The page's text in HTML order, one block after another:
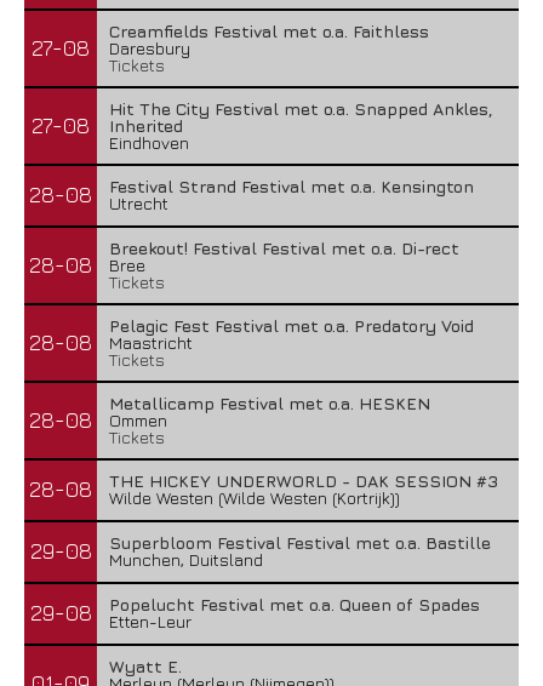
27-08
Creamfields Festival met o.a. Faithless
Daresbury
Tickets
27-08
Hit The City Festival met o.a. Snapped Ankles,
Inherited
Eindhoven
28-08
Festival Strand Festival met o.a. Kensington
Utrecht
28-08
Breekout! Festival Festival met o.a. Di-rect
Bree
Tickets
28-08
Pelagic Fest Festival met o.a. Predatory Void
Maastricht
Tickets
28-08
Metallicamp Festival met o.a. HESKEN
Ommen
Tickets
28-08
THE HICKEY UNDERWORLD - DAK SESSION #3
Wilde Westen (Wilde Westen (Kortrijk))
29-08
Superbloom Festival Festival met o.a. Bastille
Munchen, Duitsland
29-08
Popelucht Festival met o.a. Queen of Spades
Etten-Leur
Wyatt E.